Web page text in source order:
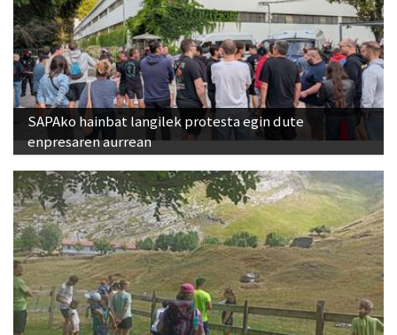
SAPAko hainbat langilek protesta egin dute
enpresaren aurrean